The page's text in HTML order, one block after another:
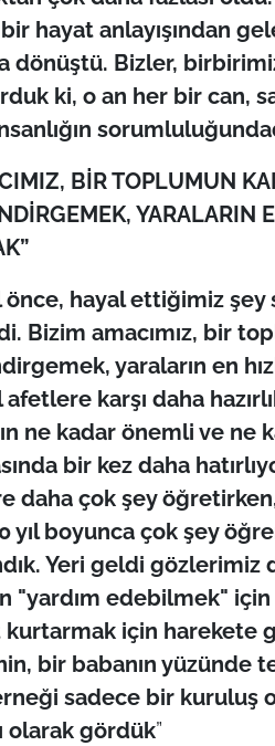
hayat anlayışından
dönüştü. Bizler,
ki, o an her bir can,
BİR TOPLUMUN
YARALARIN
önce, hayal ettiğimiz
Bizim amacımız, bir
yaraların en
karşı daha
ne kadar önemli ve
bir kez daha
daha çok şey
yıl boyunca çok şey
Yeri geldi gözlerimiz
"yardım edebilmek" için
kurtarmak için harekete
bir babanın yüzünde
sadece bir kuruluş
olarak gördük”